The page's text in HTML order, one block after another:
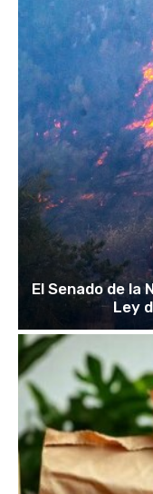
El Senado de la
Ley